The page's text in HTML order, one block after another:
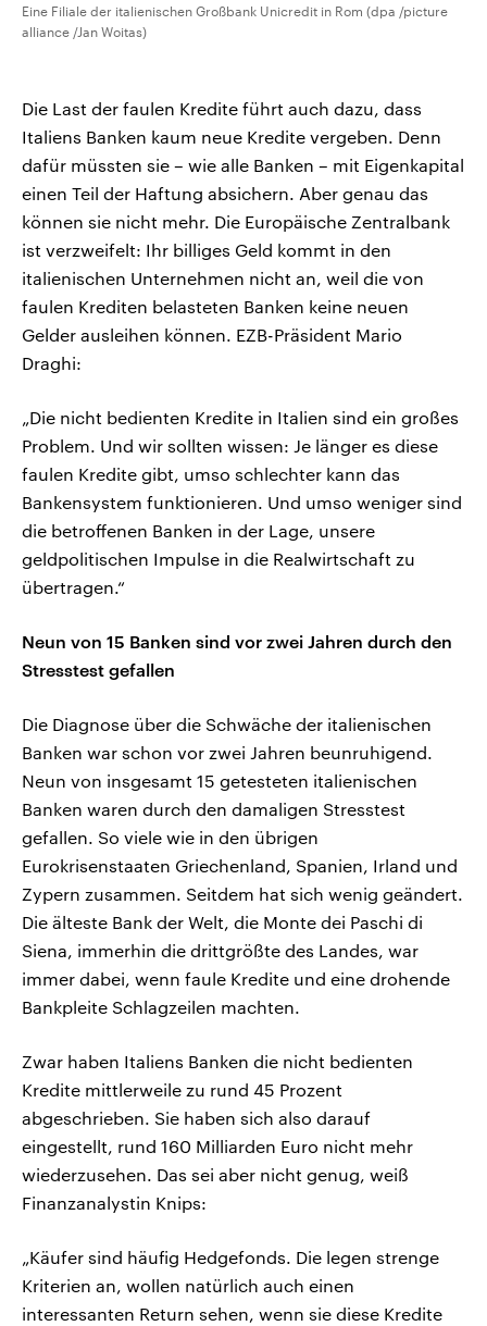
Eine Filiale der italienischen Großbank Unicredit in Rom (dpa /picture
alliance /Jan Woitas)
Die Last der faulen Kredite führt auch dazu, dass
Italiens Banken kaum neue Kredite vergeben. Denn
dafür müssten sie – wie alle Banken – mit Eigenkapital
einen Teil der Haftung absichern. Aber genau das
können sie nicht mehr. Die Europäische Zentralbank
ist verzweifelt: Ihr billiges Geld kommt in den
italienischen Unternehmen nicht an, weil die von
faulen Krediten belasteten Banken keine neuen
Gelder ausleihen können. EZB-Präsident Mario
Draghi:
„Die nicht bedienten Kredite in Italien sind ein großes
Problem. Und wir sollten wissen: Je länger es diese
faulen Kredite gibt, umso schlechter kann das
Bankensystem funktionieren. Und umso weniger sind
die betroffenen Banken in der Lage, unsere
geldpolitischen Impulse in die Realwirtschaft zu
übertragen.“
Neun von 15 Banken sind vor zwei Jahren durch den
Stresstest gefallen
Die Diagnose über die Schwäche der italienischen
Banken war schon vor zwei Jahren beunruhigend.
Neun von insgesamt 15 getesteten italienischen
Banken waren durch den damaligen Stresstest
gefallen. So viele wie in den übrigen
Eurokrisenstaaten Griechenland, Spanien, Irland und
Zypern zusammen. Seitdem hat sich wenig geändert.
Die älteste Bank der Welt, die Monte dei Paschi di
Siena, immerhin die drittgrößte des Landes, war
immer dabei, wenn faule Kredite und eine drohende
Bankpleite Schlagzeilen machten.
Zwar haben Italiens Banken die nicht bedienten
Kredite mittlerweile zu rund 45 Prozent
abgeschrieben. Sie haben sich also darauf
eingestellt, rund 160 Milliarden Euro nicht mehr
wiederzusehen. Das sei aber nicht genug, weiß
Finanzanalystin Knips:
„Käufer sind häufig Hedgefonds. Die legen strenge
Kriterien an, wollen natürlich auch einen
interessanten Return sehen, wenn sie diese Kredite